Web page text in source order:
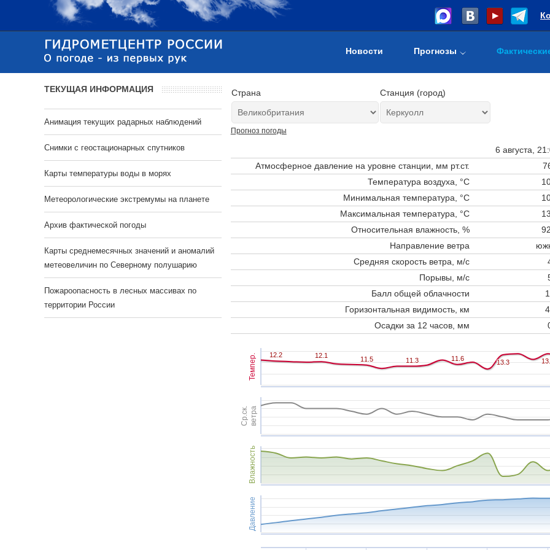
Новости Прогнозы
Страна Станция (город)
Прогноз погоды
6 августа,
Атмосферное давление на уровне станции, мм рт.ст.
Температура воздуха, °C
Минимальная температура, °C
Максимальная температура, °C
Относительная влажность, %
Направление ветра
Средняя скорость ветра, м/с
Порывы, м/с
Балл общей облачности
Горизонтальная видимость, км
Осадки за 12 часов, мм
Темпер.
Ср.ск.ветра
Влажность
Давление
12.2
12.2 12.1
12.1 11.5
11.5 11.3
11.3 11.6
11.6 13.3
13.3
ТЕКУЩАЯ ИНФОРМАЦИЯ
Анимация текущих радарных наблюдений
Cнимки с геостационарных спутников
Карты температуры воды в морях
Метеорологические экстремумы на планете
Архив фактической погоды
Карты среднемесячных значений и аномалий
метеовеличин по Северному полушарию
Пожароопасность в лесных массивах по
территории России